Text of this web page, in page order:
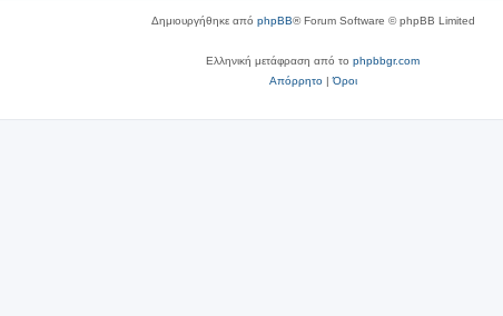
Δημιουργήθηκε από phpBB® Forum Software © phpBB Limited
Ελληνική μετάφραση από το phpbbgr.com
Απόρρητο|Όροι